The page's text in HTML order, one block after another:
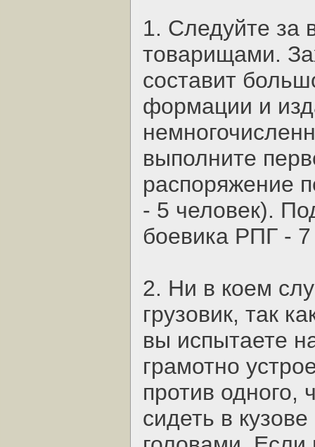
1. Следуйте
товарищами.
составит
формации и
выполните
распоряжение
- 5 человек).
боевика РПГ -
2. Ни в коем
грузовик, так
вы испытаете
грамотно
против одного,
сидеть в